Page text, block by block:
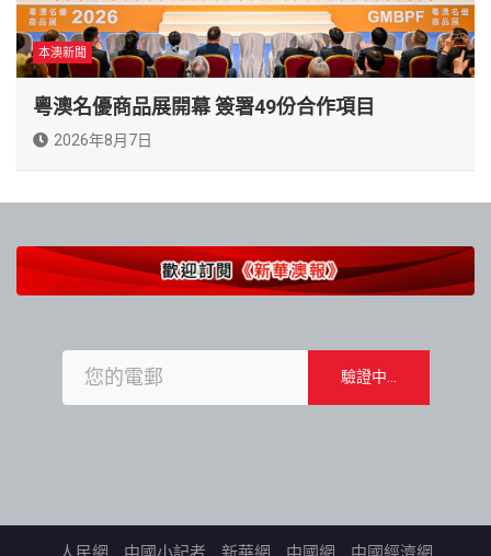
本澳新聞
粵澳名優商品展開幕 簽署49份合作項目
2026年8月7日